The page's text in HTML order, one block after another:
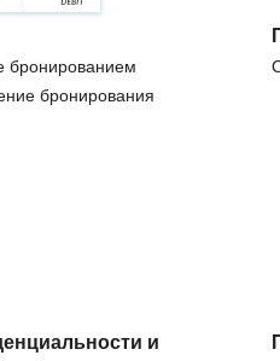
бронированием
бронирования
и